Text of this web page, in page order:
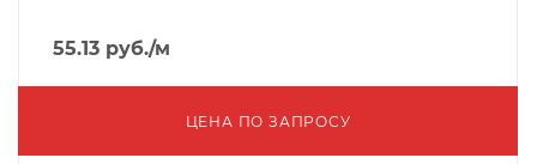
55.13 руб./м
ЦЕНА ПО ЗАПРОСУ